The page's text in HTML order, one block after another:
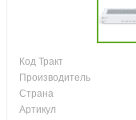
Код Тракт
Производитель
Страна
Артикул